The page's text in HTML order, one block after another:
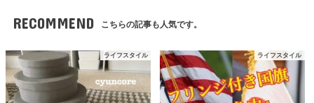
RECOMMEND こちらの記事も人気です。
ライフスタイル ライフスタイル